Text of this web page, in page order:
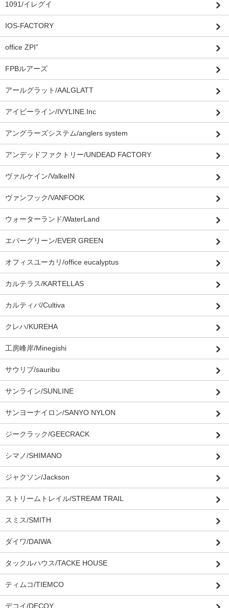
1091/イレグイ
IOS-FACTORY
office ZPI”
FPBルアーズ
アールグラット/AALGLATT
アイビーライン/IVYLINE.Inc
アングラーズシステム/anglers system
アンデッドファクトリー/UNDEAD FACTORY
ヴァルケイン/ValkeIN
ヴァンフック/VANFOOK
ウォーターランド/WaterLand
エバーグリーン/EVER GREEN
オフィスユーカリ/office eucalyptus
カルテラス/KARTELLAS
カルティバ/Cultiva
クレハ/KUREHA
工房峰岸/Minegishi
サウリブ/sauribu
サンライン/SUNLINE
サンヨーナイロン/SANYO NYLON
ジークラック/GEECRACK
シマノ/SHIMANO
ジャクソン/Jackson
ストリームトレイル/STREAM TRAIL
スミス/SMITH
ダイワ/DAIWA
タックルハウス/TACKE HOUSE
ティムコ/TIEMCO
デコイ/DECOY